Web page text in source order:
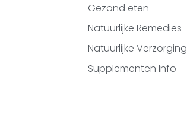
Gezond eten
Natuurlijke Remedies
Natuurlijke Verzorging
Supplementen Info